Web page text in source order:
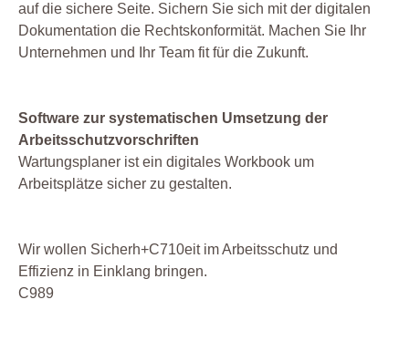
auf die sichere Seite. Sichern Sie sich mit der digitalen
Dokumentation die Rechtskonformität. Machen Sie Ihr
Unternehmen und Ihr Team fit für die Zukunft.
Software zur systematischen Umsetzung der
Arbeitsschutzvorschriften
Wartungsplaner ist ein digitales Workbook um
Arbeitsplätze sicher zu gestalten.
Wir wollen Sicherh+C710eit im Arbeitsschutz und
Effizienz in Einklang bringen.
C989